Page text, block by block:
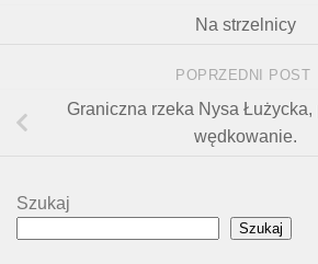
Na strzelnicy
POPRZEDNI POST
Graniczna rzeka Nysa
wędkowanie.
Szukaj
Szukaj